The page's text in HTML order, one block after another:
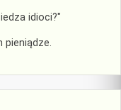
idioci?"
pieniądze.